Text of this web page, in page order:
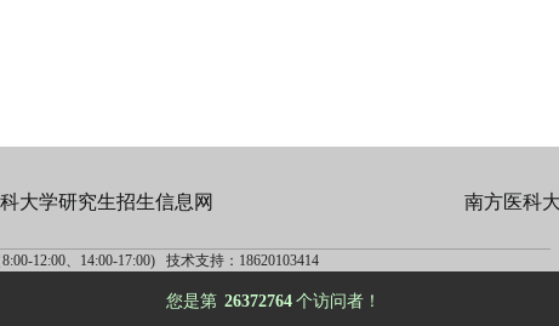
大学研究生招生信息网 南方医科
12:00、14:00-17:00) 技术支持：18620103414
您是第 26372764 个访问者！